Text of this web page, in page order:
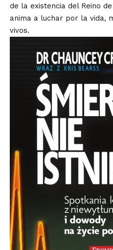
de la existencia del Reino
anima a luchar por la vida,
vivos.